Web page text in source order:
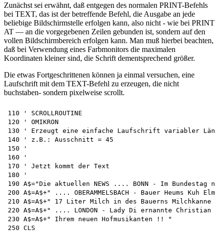
Zunächst sei erwähnt, daß entgegen des normalen PRINT-Befehls
bei TEXT, das ist der betreffende Befehl, die Ausgabe an jede
beliebige Bildschirmstelle erfolgen kann, also nicht - wie bei PRINT
AT — an die vorgegebenen Zeilen gebunden ist, sondern auf den
vollen Bildschirmbereich erfolgen kann. Man muß hierbei beachten,
daß bei Verwendung eines Farbmonitors die maximalen
Koordinaten kleiner sind, die Schrift dementsprechend größer.
Die etwas Fortgeschrittenen können ja einmal versuchen, eine
Laufschrift mit dem TEXT-Befehl zu erzeugen, die nicht
buchstaben- sondern pixelweise scrollt.
110 ' SCROLLROUTINE
120 ' OMIKRON
130 ' Erzeugt eine einfache Laufschrift variabler
140 ' z.B.: Ausschnitt = 45
150 '
160 '
170 ' Jetzt kommt der Text
180 '
190 A$="Die aktuellen NEWS .... BONN - Im Bundestag
200 A$=A$+" .... OBERAMMELSBACH - Bauer Heums Kuh
210 A$=A$+" 17 Liter Milch in des Bauerns Milchkanne "
220 A$=A$+" .... LONDON - Lady Di ernannte Christian
230 A$=A$+" Ihrem neuen Hofmusikanten !! "
250 CLS